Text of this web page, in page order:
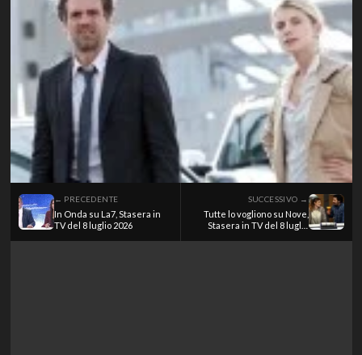
← PRECEDENTE
In Onda su La7, Stasera in
TV del 8 luglio 2026
SUCCESSIVO →
Tutte lo vogliono su Nove,
Stasera in TV del 8 luglio